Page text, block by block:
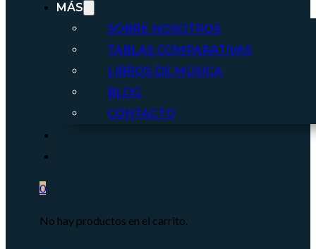
MÁS
SOBRE NOSOTROS
TABLAS COMPARATIVAS
LIBROS DE MÚSICA
BLOG
CONTACTO
0
No hay productos en el carrito.